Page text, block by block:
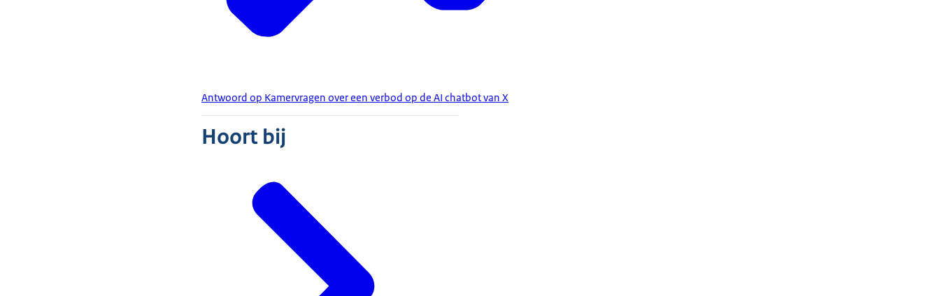
Antwoord op Kamervragen over een verbod op de AI chatbot van X
Hoort bij